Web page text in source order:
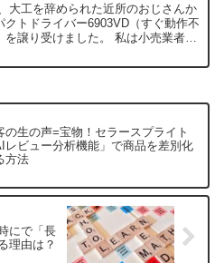
大工を辞められた近所のおじさんか
トドライバー6903VD（すぐ動作不
譲り受けました。 私は小売業者
の生の声=宝物！セラースプライト
レビュー分析機能」で商品を差別化
方法
にで「長
理由は？